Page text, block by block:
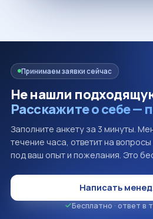
Принимаем заявки сейчас
Не нашли
Расскажите о себе —
Заполните анкету за 3 минуты.
течение часа, ответит на
под ваш опыт и пожелания. Это
Написать
Бесплатно · ответ в